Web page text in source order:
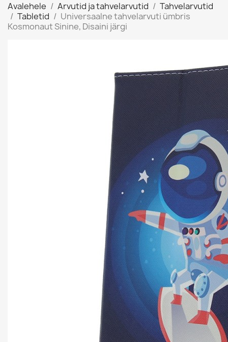
Avalehele Arvutid ja tahvelarvutid
Tahvelarvutid
Tabletid
Universaalne tahvelarvuti ümbris
Kosmonaut Sinine, Disaini järgi